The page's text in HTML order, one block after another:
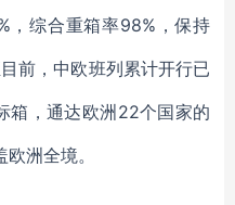
，综合重箱率98%，保持
前，中欧班列累计开行已
箱，通达欧洲22个国家的
洲全境。